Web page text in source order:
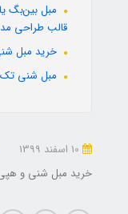
مبل بین‌بگ
قالب طراحی
خرید مبل
مبل شنی تک
خرید مبل شنی و